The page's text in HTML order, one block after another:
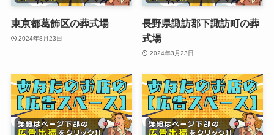
東京都葛飾区の葬式場
2024年8月23日
長野県諏訪郡下諏訪町の葬
式場
2024年3月23日